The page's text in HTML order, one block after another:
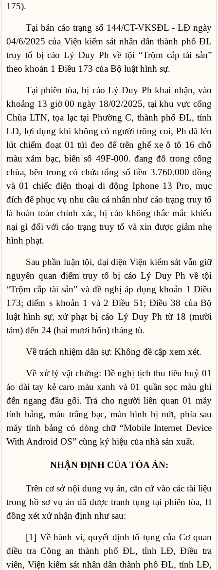
175).
Tại bản cáo trạng số 144/CT-VKSĐL - LĐ ngày
04/6/2025 của Viện kiểm sát nhân dân thành phố ĐL
truy tố bị cáo Lý Duy Ph về tội “Trộm cắp tài sản”
theo khoản 1 Điều 173 của Bộ luật hình sự.
Tại phiên tòa, bị cáo Lý Duy Ph khai nhận, vào
khoảng 13 giờ 00 ngày 18/02/2025, tại khu vực cổng
Chùa LTN, tọa lạc tại Phường C, thành phố ĐL, tỉnh
LĐ, lợi dụng khi không có người trông coi, Ph đã lén
lút chiếm đoạt 01 túi đeo để trên ghế xe ô tô 16 chỗ
màu xám bạc, biển số 49F-000. đang đỗ trong cổng
chùa, bên trong có chứa tổng số tiền 3.760.000 đồng
và 01 chiếc điện thoại di động Iphone 13 Pro, mục
đích để phục vụ nhu cầu cá nhân như cáo trạng truy tố
là hoàn toàn chính xác, bị cáo không thắc mắc khiếu
nại gì đối với cáo trạng truy tố và xin được giảm nhẹ
hình phạt.
Sau phần luận tội, đại diện Viện kiểm sát vẫn giữ
nguyên quan điểm truy tố bị cáo Lý Duy Ph về tội
“Trộm cắp tài sản” và đề nghị áp dụng khoản 1 Điều
173; điểm s khoản 1 và 2 Điều 51; Điều 38 của Bộ
luật hình sự, xử phạt bị cáo Lý Duy Ph từ 18 (mười
tám) đến 24 (hai mươi bốn) tháng tù.
Về trách nhiệm dân sự: Không đề cập xem xét.
Về xử lý vật chứng: Đề nghị tịch thu tiêu huỷ 01
áo dài tay kẻ caro màu xanh và 01 quần sọc màu ghi
đến ngang đầu gối. Trả cho người liên quan 01 máy
tính bảng, màu trắng bạc, màn hình bị nứt, phía sau
máy tính bảng có dòng chữ “Mobile Internet Device
With Android OS” cùng ký hiệu của nhà sản xuất.
NHẬN ĐỊNH CỦA TÒA ÁN:
Trên cơ sở nội dung vụ án, căn cứ vào các tài liệu
trong hồ sơ vụ án đã được tranh tụng tại phiên tòa, H
đồng xét xử nhận định như sau:
[1] Về hành vi, quyết định tố tụng của Cơ quan
điều tra Công an thành phố ĐL, tỉnh LĐ, Điều tra
viên, Viện kiểm sát nhân dân thành phố ĐL, tỉnh LĐ,